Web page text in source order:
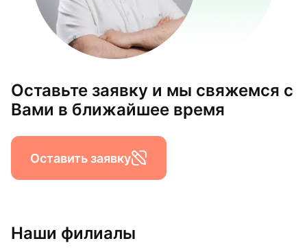
Оставьте заявку и мы свяжемся с
Вами в ближайшее время
Оставить заявку
Наши филиалы